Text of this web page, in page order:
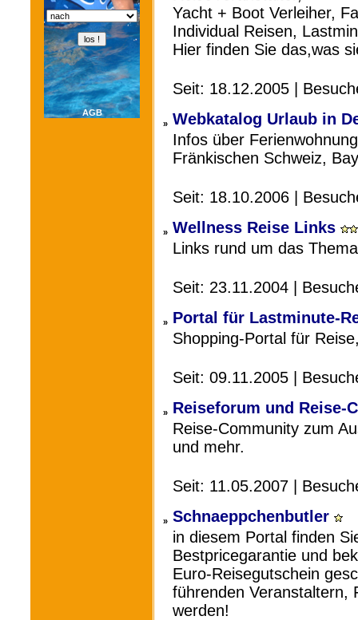
AGB
Yacht + Boot Verleiher,
Individual Reisen,
Hier finden Sie das,was
Seit: 18.12.2005 |
» Webkatalog Urlaub in
Infos über
Fränkischen Schweiz,
Seit: 18.10.2006 |
» Wellness Reise Links
Links rund um das
Seit: 23.11.2004 |
» Portal für Lastminute-
Shopping-Portal für
Seit: 09.11.2005 |
» Reiseforum und Reise-
Reise-Community zum
und mehr.
Seit: 11.05.2007 |
» Schnaeppchenbutler
in diesem Portal finden
Bestpricegarantie und
Euro-Reisegutschein
führenden Veranstaltern,
werden!